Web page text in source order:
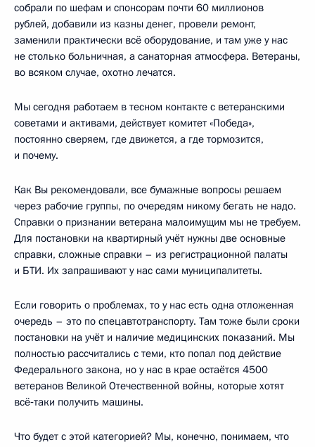
собрали по шефам и спонсорам почти 60 миллионов
рублей, добавили из казны денег, провели ремонт,
заменили практически всё оборудование, и там уже у нас
не столько больничная, а санаторная атмосфера. Ветераны,
во всяком случае, охотно лечатся.
Мы сегодня работаем в тесном контакте с ветеранскими
советами и активами, действует комитет «Победа»,
постоянно сверяем, где движется, а где тормозится,
и почему.
Как Вы рекомендовали, все бумажные вопросы решаем
через рабочие группы, по очередям никому бегать не надо.
Справки о признании ветерана малоимущим мы не требуем.
Для постановки на квартирный учёт нужны две основные
справки, сложные справки – из регистрационной палаты
и БТИ. Их запрашивают у нас сами муниципалитеты.
Если говорить о проблемах, то у нас есть одна отложенная
очередь – это по спецавтотранспорту. Там тоже были сроки
постановки на учёт и наличие медицинских показаний. Мы
полностью рассчитались с теми, кто попал под действие
Федерального закона, но у нас в крае остаётся 4500
ветеранов Великой Отечественной войны, которые хотят
всё‑таки получить машины.
Что будет с этой категорией? Мы, конечно, понимаем, что